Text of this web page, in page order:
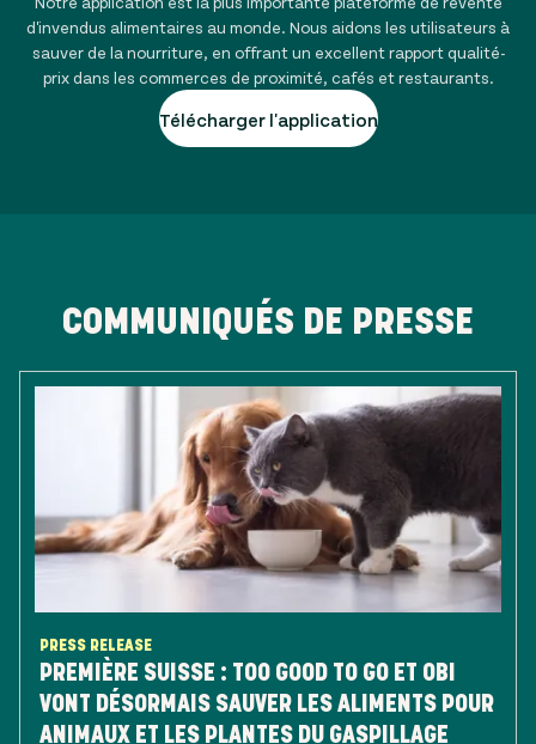
d'invendus alimentaires au monde. Nous aidons les utilisateurs à
sauver de la nourriture, en offrant un excellent rapport qualité-
prix dans les commerces de proximité, cafés et restaurants.
Télécharger l'application
COMMUNIQUÉS DE PRESSE
PRESS RELEASE
PREMIÈRE SUISSE : TOO GOOD TO GO ET OBI
VONT DÉSORMAIS SAUVER LES ALIMENTS POUR
ANIMAUX ET LES PLANTES DU GASPILLAGE